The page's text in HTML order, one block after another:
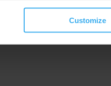
Customize